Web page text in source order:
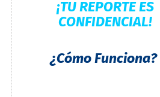
¡TU REPORTE ES
CONFIDENCIAL!
¿Cómo Funciona?